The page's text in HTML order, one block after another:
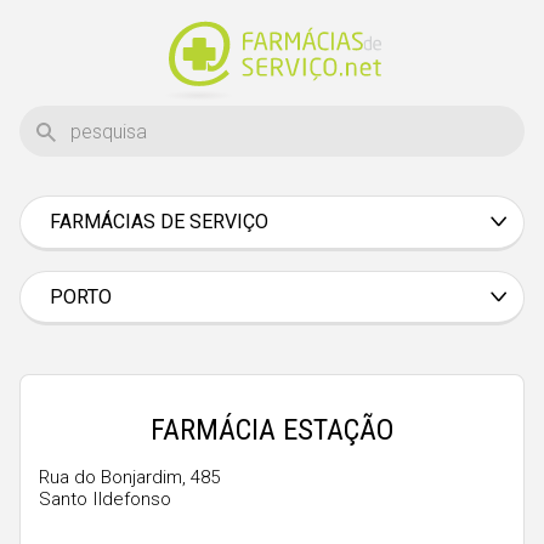
FARMÁCIAS DE SERVIÇO
Braga
Bragança
Castelo Branco
Évora
PORTO
FARMÁCIA ESTAÇÃO
Rua do Bonjardim, 485
Santo Ildefonso